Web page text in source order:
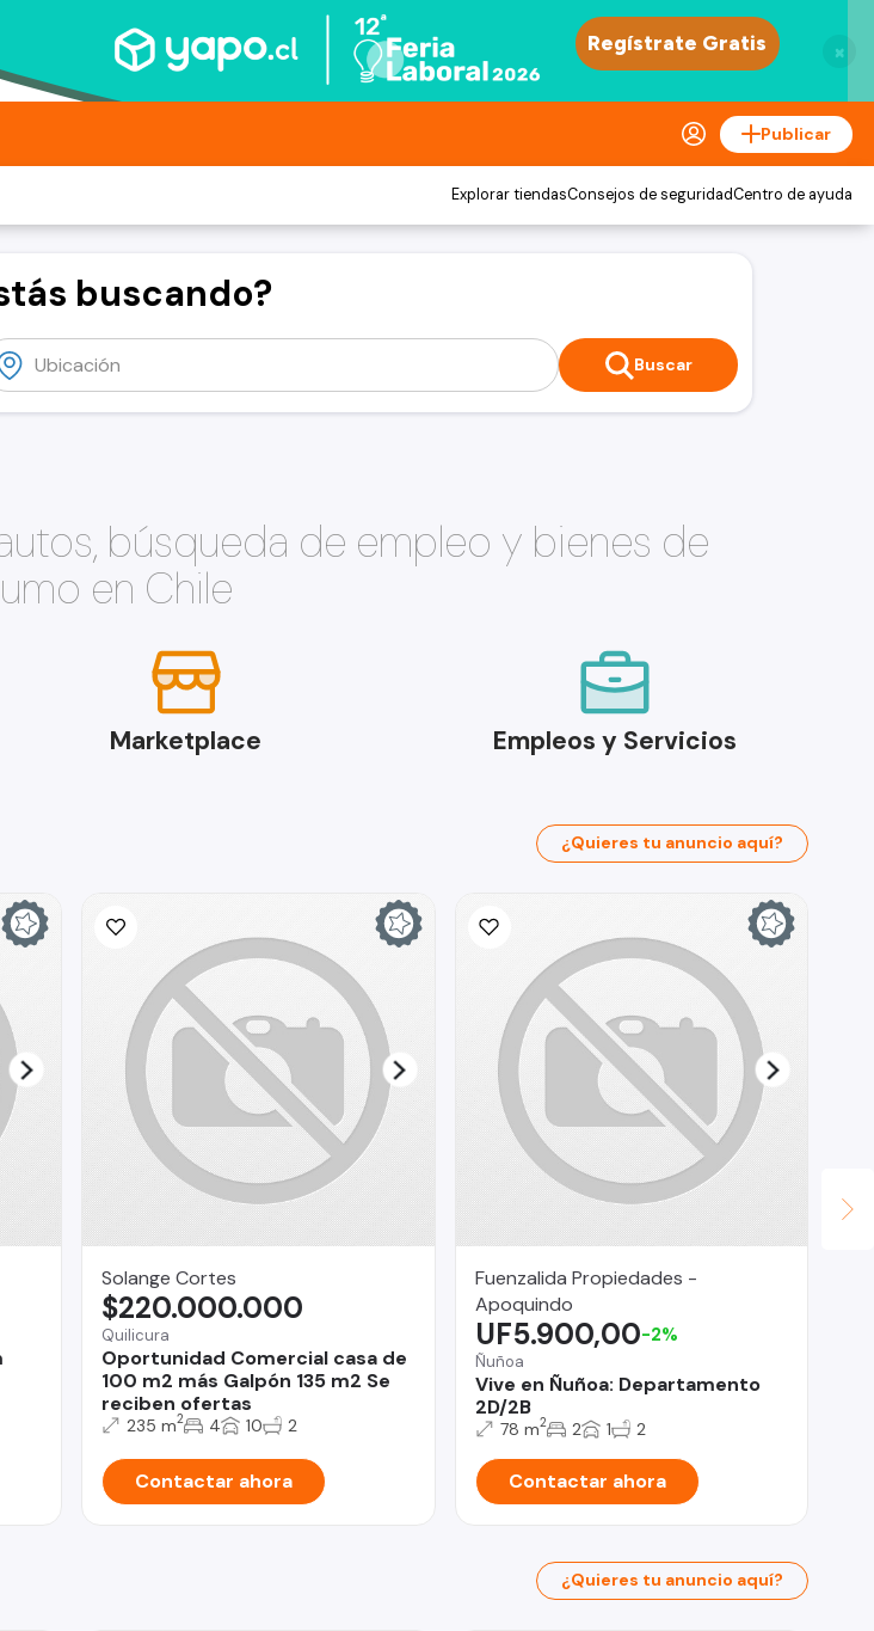
×
Publicar
Explorar tiendasConsejos de seguridadCentro de ayuda
buscando?
Buscar
búsqueda de empleo y bienes de
en Chile
Marketplace Empleos y Servicios
¿Quieres tu anuncio aquí?
Solange Cortes
Quilicura
Oportunidad Comercial casa de
100 m2 más Galpón 135 m2 Se
reciben ofertas
$220.000.000
235 m2 4 10 2
Contactar ahora
Fuenzalida Propiedades -
Apoquindo
Ñuñoa
Vive en Ñuñoa: Departamento
2D/2B
UF5.900,00-2%
78 m2 2 1 2
Contactar ahora
¿Quieres tu anuncio aquí?